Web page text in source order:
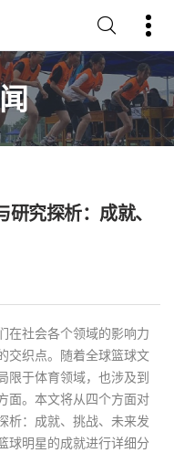
究探析：成就、
在社会各个领域的影响力
交织点。随着全球篮球文
限于体育领域，也涉及到
面。本文将从四个方面对
析：成就、挑战、未来发
球明星的成就进行详细分